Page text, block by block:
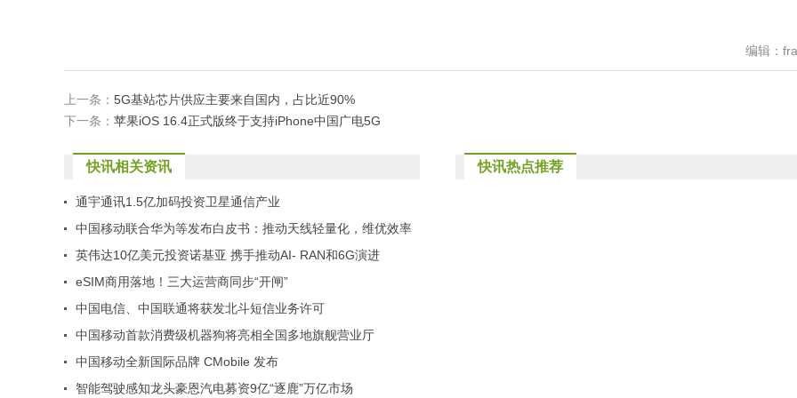
编辑：
上一条： 5G基站芯片供应主要来自国内，占比近90%
下一条： 苹果iOS 16.4正式版终于支持iPhone中国广电5G
快讯相关资讯
通宇通讯1.5亿加码投资卫星通信产业
中国移动联合华为等发布白皮书：推动天线轻量化，维优效率
提升 30 倍以上
英伟达10亿美元投资诺基亚 携手推动AI- RAN和6G演进
eSIM商用落地！三大运营商同步“开闸”
中国电信、中国联通将获发北斗短信业务许可
中国移动首款消费级机器狗将亮相全国多地旗舰营业厅
中国移动全新国际品牌 CMobile 发布
智能驾驶感知龙头豪恩汽电募资9亿“逐鹿”万亿市场
快讯热点推荐